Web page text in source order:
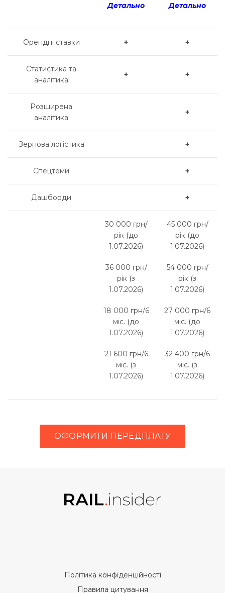
Детально Детально
Орендні ставки + +
Статистика та
аналітика
+ +
Розширена
аналітика
+
Зернова логістика +
Спецтеми +
Дашборди +
30 000 грн/
рік (до
1.07.2026)
36 000 грн/
рік (з
1.07.2026)
18 000 грн/6
міс. (до
1.07.2026)
21 600 грн/6
міс. (з
1.07.2026)
45 000 грн/
рік (до
1.07.2026)
54 000 грн/
рік (з
1.07.2026)
27 000 грн/6
міс. (до
1.07.2026)
32 400 грн/6
міс. (з
1.07.2026)
ОФОРМИТИ ПЕРЕДПЛАТУ
Політика конфіденційності
Правила цитування